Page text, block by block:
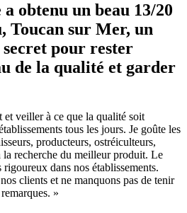
obtenu un beau 13/20
sur Mer, un
secret pour rester
de la qualité et garder
et veiller à ce que la qualité soit
tous les jours. Je goûte les
producteurs, ostréiculteurs,
la recherche du meilleur produit. Le
dans nos établissements.
clients et ne manquons pas de tenir
»